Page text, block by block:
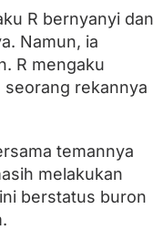
R bernyanyi dan
Namun, ia
R mengaku
seorang rekannya
temannya
melakukan
berstatus buron